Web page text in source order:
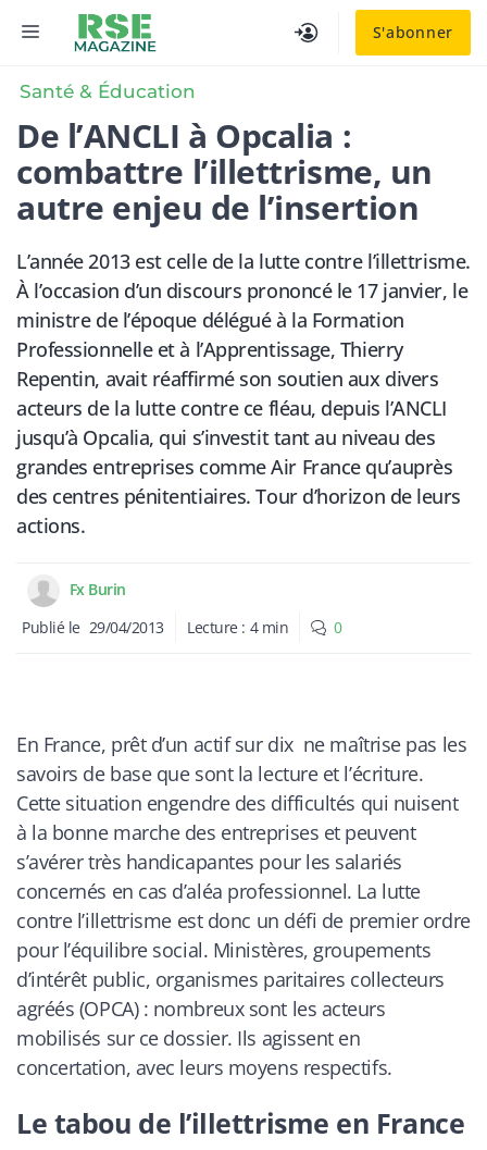
S'abonner
MENU
Santé & Éducation
De l’ANCLI à Opcalia :
combattre l’illettrisme, un
autre enjeu de l’insertion
L’année 2013 est celle de la lutte contre l’illettrisme.
À l’occasion d’un discours prononcé le 17 janvier, le
ministre de l’époque délégué à la Formation
Professionnelle et à l’Apprentissage, Thierry
Repentin, avait réaffirmé son soutien aux divers
acteurs de la lutte contre ce fléau, depuis l’ANCLI
jusqu’à Opcalia, qui s’investit tant au niveau des
grandes entreprises comme Air France qu’auprès
des centres pénitentiaires. Tour d’horizon de leurs
actions.
Fx Burin
Publié le 29/04/2013 Lecture : 4 min 0
En France, prêt d’un actif sur dix ne maîtrise pas les
savoirs de base que sont la lecture et l’écriture.
Cette situation engendre des difficultés qui nuisent
à la bonne marche des entreprises et peuvent
s’avérer très handicapantes pour les salariés
concernés en cas d’aléa professionnel. La lutte
contre l’illettrisme est donc un défi de premier ordre
pour l’équilibre social. Ministères, groupements
d’intérêt public, organismes paritaires collecteurs
agréés (OPCA) : nombreux sont les acteurs
mobilisés sur ce dossier. Ils agissent en
concertation, avec leurs moyens respectifs.
Le tabou de l’illettrisme en France